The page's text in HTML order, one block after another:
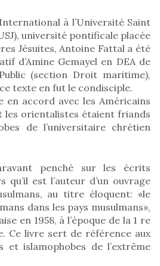
à l’Université Saint
université pontificale placée
Jésuites, Antoine Fattal a été
d’Amine Gemayel en DEA de
(section Droit maritime),
texte en fut le condisciple.
en accord avec les Américains
les orientalistes étaient friands
de l’universitaire chrétien
penché sur les écrits
qu’il est l’auteur d’un ouvrage
au titre éloquent: «le
dans les pays musulmans»,
en 1958, à l’époque de la 1 re
Ce livre sert de référence aux
et islamophobes de l’extrême